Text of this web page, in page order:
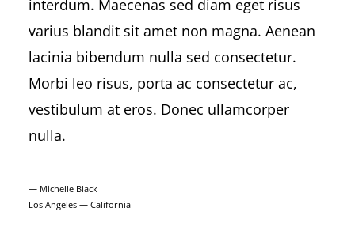
interdum. Maecenas sed diam eget risus
varius blandit sit amet non magna. Aenean
lacinia bibendum nulla sed consectetur.
Morbi leo risus, porta ac consectetur ac,
vestibulum at eros. Donec ullamcorper
nulla.
— Michelle Black
Los Angeles — California